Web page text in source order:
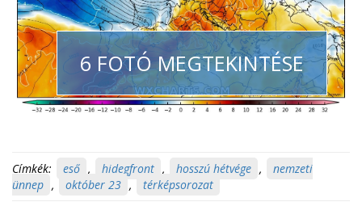
6 FOTÓ MEGTEKINTÉSE
Címkék: eső , hidegfront , hosszú hétvége ,
nemzeti
ünnep , október 23 , térképsorozat